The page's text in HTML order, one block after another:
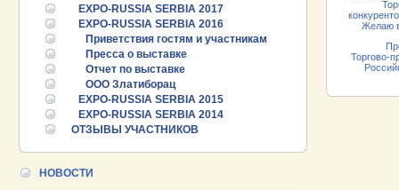
EXPO-RUSSIA SERBIA 2017
EXPO-RUSSIA SERBIA 2016
Приветствия гостям и участникам
Пресса о выставке
Отчет по выставке
OOO Златиборац
EXPO-RUSSIA SERBIA 2015
EXPO-RUSSIA SERBIA 2014
ОТЗЫВЫ УЧАСТНИКОВ
НОВОСТИ
25.06.2026 ::Пост-релиз
25.06.2026 ::Деловая программа EXPO EURASIA
VIETNAM 2026
промышленной выставки «EXPO EURASIA
Желаю
Торгово-